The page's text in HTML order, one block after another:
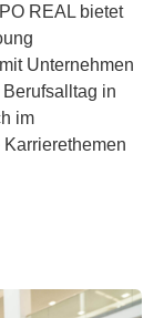
REAL bietet
Unternehmen
in
im